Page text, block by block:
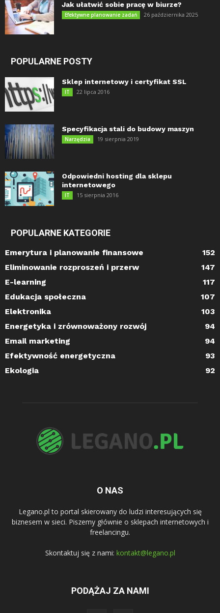
Jak ułatwić sobie pracę w biurze?
Efektywne planowanie zadań 26 października 2025
POPULARNE POSTY
Sklep internetowy i certyfikat SSL
IT 22 lipca 2016
Specyfikacja stali do budowy maszyn
Narzędzia 19 sierpnia 2019
Odpowiedni hosting dla sklepu
internetowego
IT 15 sierpnia 2016
POPULARNE KATEGORIE
Emerytura i planowanie finansowe
152
Eliminowanie rozproszeń i przerw
147
E-learning
117
Edukacja społeczna
107
Elektronika
103
Energetyka i zrównoważony rozwój
94
Email marketing
94
Efektywność energetyczna
93
Ekologia
92
O NAS
Legano.pl to portal skierowany do ludzi interesujących się
biznesem w sieci. Piszemy głównie o sklepach internetowych i
freelancingu.
Skontaktuj się z nami: kontakt@legano.pl
PODĄŻAJ ZA NAMI